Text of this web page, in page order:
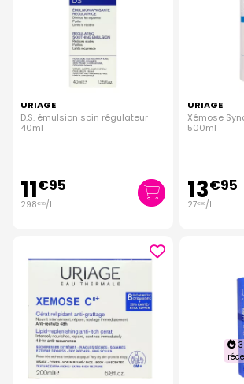
URIAGE
D.S. émulsion soin régulateur
40ml
11€95
298€75/l.
URIAGE
Xémose
500ml
13€95
27€90/l.